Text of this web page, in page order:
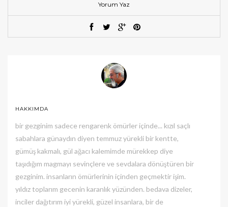
Yorum Yaz
HAKKIMDA
bir gezginim sadece rengarenk ömürler içinde... kızıl saçlı
sabahlara günaydın diyen temmuz yürekli bir kentte,
gümüş kakmalı, gül ağacı kalemimde mürekkep diye
taşıdığım magmayı sevinçlere ve sevdalara dönüştüren bir
gezginim. insanların ömürlerinin içinden geçmektir işim.
yıldız toplarım gecenin karanlık yüzünden. bedava dizeler,
inciler dağıtırım iyi yürekli, güzel insanlara, bir de